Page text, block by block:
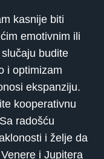
kasnije biti
emotivnim ili
budite
i optimizam
ekspanziju.
kooperativnu
radošću
i želje da
i Jupitera